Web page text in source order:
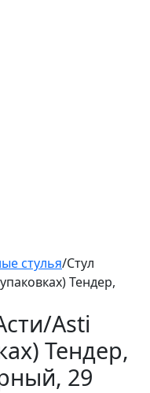
стулья/Стул
Тендер,
Asti
Тендер,
29